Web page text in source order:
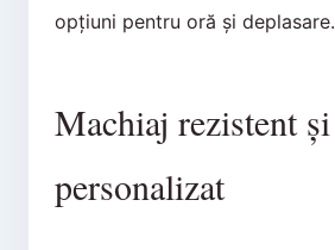
opțiuni pentru oră și deplasare.
Machiaj rezistent și
personalizat